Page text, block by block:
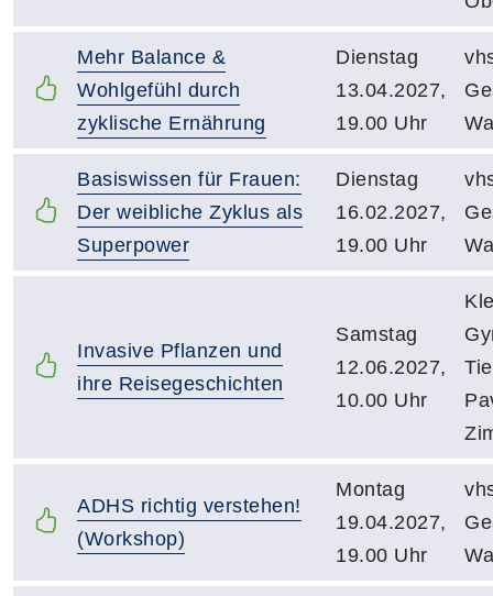
Mehr Balance &
Wohlgefühl durch
zyklische Ernährung
Dienstag
13.04.2027,
19.00 Uhr
Basiswissen für Frauen:
Der weibliche Zyklus als
Superpower
Dienstag
16.02.2027,
19.00 Uhr
Invasive Pflanzen und
ihre Reisegeschichten
Samstag
12.06.2027,
10.00 Uhr
ADHS richtig verstehen!
(Workshop)
Montag
19.04.2027,
19.00 Uhr